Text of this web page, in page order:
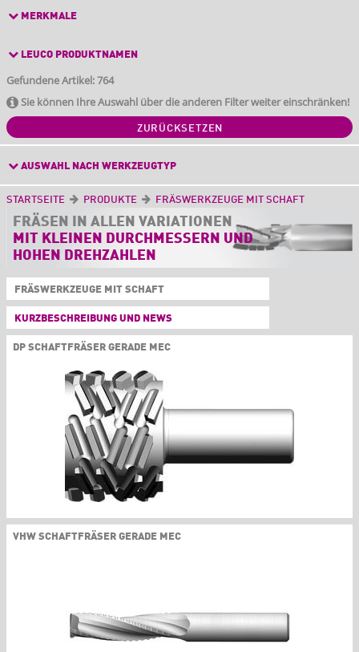
MERKMALE
LEUCO PRODUKTNAMEN
Gefundene Artikel: 764
Sie können Ihre Auswahl über die anderen Filter weiter einschränken!
ZURÜCKSETZEN
AUSWAHL NACH WERKZEUGTYP
STARTSEITE PRODUKTE FRÄSWERKZEUGE MIT SCHAFT
FRÄSEN IN ALLEN VARIATIONEN
MIT KLEINEN DURCHMESSERN UND
HOHEN DREHZAHLEN
FRÄSWERKZEUGE MIT SCHAFT
KURZBESCHREIBUNG UND NEWS
DP SCHAFTFRÄSER GERADE MEC
VHW SCHAFTFRÄSER GERADE MEC